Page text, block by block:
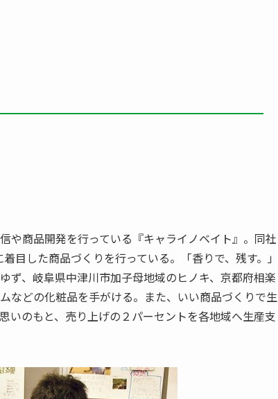
や商品開発を行っている『キャライノベイト』。同社
目した商品づくりを行っている。「香りで、残す。」
ず、岐阜県中津川市加子母地域のヒノキ、京都府相楽
などの化粧品を手がける。また、いい商品づくりで生
いのもと、売り上げの２パーセントを各地域へ生産支